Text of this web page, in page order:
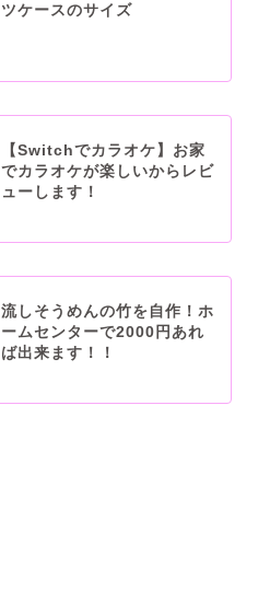
ツケースのサイズ
【Switchでカラオケ】お家
でカラオケが楽しいからレビ
ューします！
流しそうめんの竹を自作！ホ
ームセンターで2000円あれ
ば出来ます！！